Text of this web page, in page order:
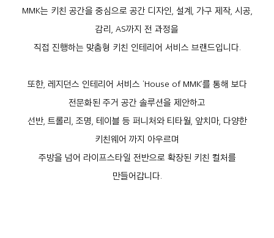
MMK는 키친 공간을 중심으로 공간 디자인, 설계, 가구 제작, 시공,
감리, AS까지 전 과정을
직접 진행하는 맞춤형 키친 인테리어 서비스 브랜드입니다.
또한, 레지던스 인테리어 서비스 ‘House of MMK’를 통해 보다
전문화된 주거 공간 솔루션을 제안하고
선반, 트롤리, 조명, 테이블 등 퍼니처와 티타월, 앞치마, 다양한
키친웨어 까지 아우르며
주방을 넘어 라이프스타일 전반으로 확장된 키친 컬처를
만들어갑니다.